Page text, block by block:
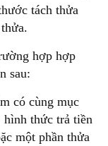
tách thửa
hợp hợp
sau:
có cùng mục
hình thức trả tiền
một phần thửa